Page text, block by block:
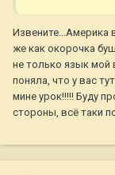
Извените...Америка
же как окорочка
не только язык мой
поняла, что у вас
мине урок!!!!! Буду
стороны, всё таки